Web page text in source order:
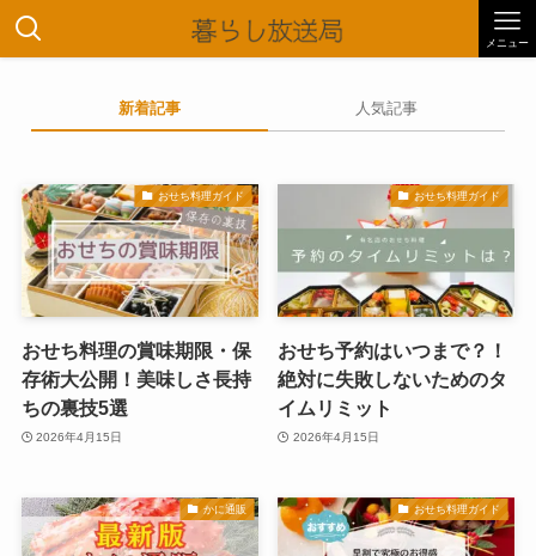
メニュー
新着記事 人気記事
おせち料理ガイド
おせち料理の賞味期限・保
存術大公開！美味しさ長持
ちの裏技5選
2026年4月15日
おせち料理ガイド
おせち予約はいつまで？！
絶対に失敗しないためのタ
イムリミット
2026年4月15日
かに通販 おせち料理ガイド